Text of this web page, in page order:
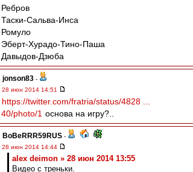
Ребров
Таски-Сальва-Инса
Ромуло
Эберт-Хурадо-Тино-Паша
Давыдов-Дзюба
jonson83 -
28 июн 2014 14:51
https://twitter.com/fratria/status/4828 ...
40/photo/1 основа на игру?..
BoBeRRR59RUS -
28 июн 2014 14:44
alex deimon » 28 июн 2014 13:55
Видео с треньки.